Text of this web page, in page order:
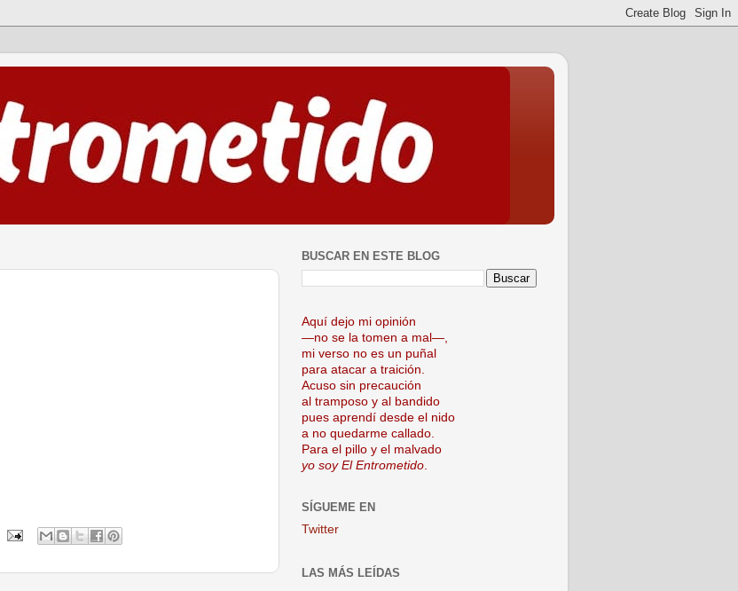
BUSCAR EN ESTE BLOG
Aquí dejo mi opinión
—no se la tomen a mal—,
mi verso no es un puñal
para atacar a traición.
Acuso sin precaución
al tramposo y al bandido
pues aprendí desde el nido
a no quedarme callado.
Para el pillo y el malvado
yo soy El Entrometido
SÍGUEME EN
Twitter
LAS MÁS LEÍDAS